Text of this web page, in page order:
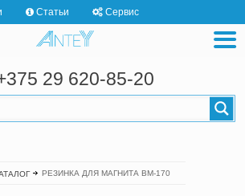
Статьи Сервис
29 620-85-20
РЕЗИНКА ДЛЯ МАГНИТА BM-170